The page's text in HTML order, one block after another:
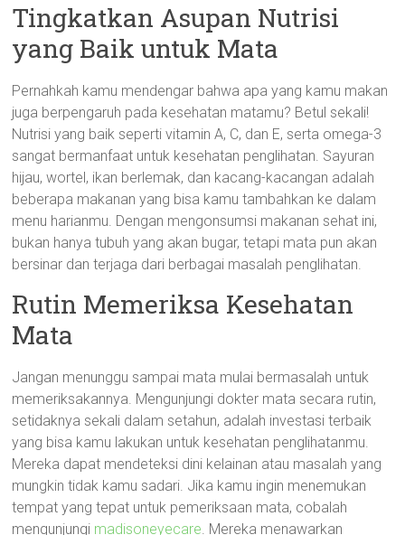
Tingkatkan Asupan Nutrisi
yang Baik untuk Mata
Pernahkah kamu mendengar bahwa apa yang kamu makan
juga berpengaruh pada kesehatan matamu? Betul sekali!
Nutrisi yang baik seperti vitamin A, C, dan E, serta omega-3
sangat bermanfaat untuk kesehatan penglihatan. Sayuran
hijau, wortel, ikan berlemak, dan kacang-kacangan adalah
beberapa makanan yang bisa kamu tambahkan ke dalam
menu harianmu. Dengan mengonsumsi makanan sehat ini,
bukan hanya tubuh yang akan bugar, tetapi mata pun akan
bersinar dan terjaga dari berbagai masalah penglihatan.
Rutin Memeriksa Kesehatan
Mata
Jangan menunggu sampai mata mulai bermasalah untuk
memeriksakannya. Mengunjungi dokter mata secara rutin,
setidaknya sekali dalam setahun, adalah investasi terbaik
yang bisa kamu lakukan untuk kesehatan penglihatanmu.
Mereka dapat mendeteksi dini kelainan atau masalah yang
mungkin tidak kamu sadari. Jika kamu ingin menemukan
tempat yang tepat untuk pemeriksaan mata, cobalah
mengunjungi madisoneyecare. Mereka menawarkan